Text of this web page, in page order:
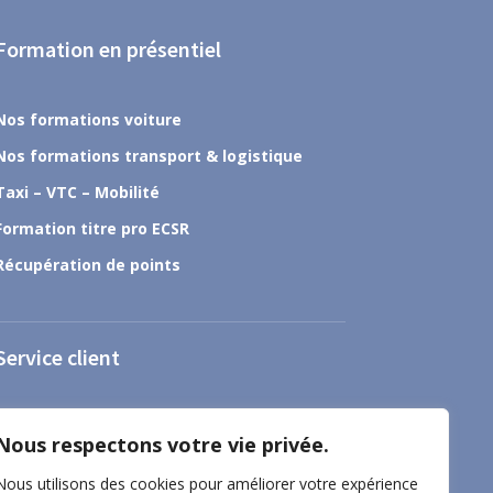
respectons votre vie privée.
utilisons des cookies pour améliorer votre expérience
en présentiel
formations voiture
formations transport & logistique
– VTC – Mobilité
titre pro ECSR
de points
client
contacter